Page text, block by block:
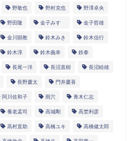
野敬也 野村克也 野澤卓央
野田隆 金子みすゞ 金子哲雄
金川顕教 鈴木みき 鈴木信行
鈴木淳 鈴木義幸 鉄拳
長尾一洋 長沼直樹 長沼睦雄
長野慶太 門井慶喜
阿川佐和子 雨穴 青木仁志
養老孟司 高城剛 高埜利彦
高村直助 高橋ユキ 高橋健太郎